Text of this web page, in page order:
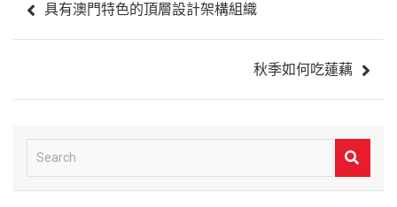
章 具有澳門特色的頂層設計架構組織
秋季如何吃蓮藕
e